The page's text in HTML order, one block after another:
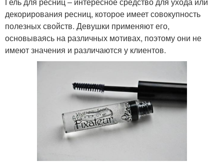
декорирования ресниц, которое имеет совокупность
полезных свойств. Девушки применяют его,
основываясь на различных мотивах, поэтому они не
имеют значения и различаются у клиентов.